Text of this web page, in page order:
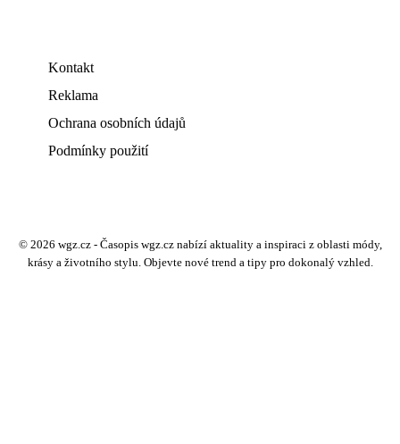
Kontakt
Reklama
Ochrana osobních údajů
Podmínky použití
© 2026 wgz.cz - Časopis wgz.cz nabízí aktuality a inspiraci z oblasti módy,
krásy a životního stylu. Objevte nové trend a tipy pro dokonalý vzhled.